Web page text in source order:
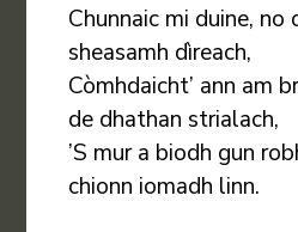
Chunnaic mi duine, no
sheasamh dìreach,
Còmhdaicht’ ann am
de dhathan strialach,
’S mur a biodh gun
chionn iomadh linn.